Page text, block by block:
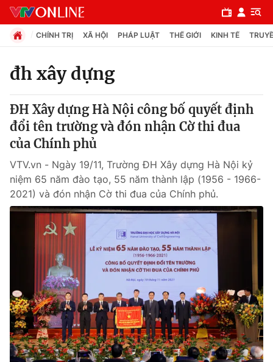
Chuyên mục
Chính trị
Pháp luật
Thế giới
Tin tức
Thế giới đó đây
Câu chuyện quốc tế
Kinh tế
Tài chính
Thị trường
Dữ liệu và đời sống
CHÍNH TRỊ XÃ HỘI PHÁP LUẬT THẾ GIỚI KINH TẾ
đh xây dựng
ĐH Xây dựng Hà Nội công bố quyết định
đổi tên trường và đón nhận Cờ thi đua
của Chính phủ
VTV.vn - Ngày 19/11, Trường ĐH Xây dựng Hà Nội kỷ
niệm 65 năm đào tạo, 55 năm thành lập (1956 - 1966-
2021) và đón nhận Cờ thi đua của Chính phủ.